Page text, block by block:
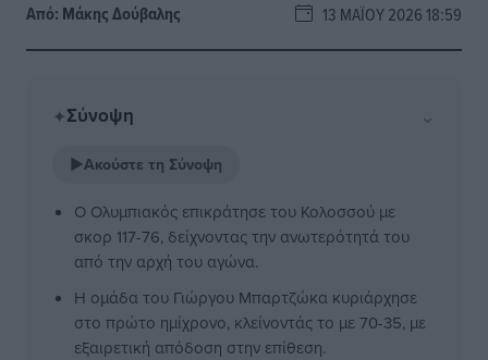
Από: Μάκης Δούβαλης 13 ΜΑΪ́ΟΥ 2026 18:59
✦Σύνοψη ⌄
▶Ακούστε τη Σύνοψη
Ο Ολυμπιακός επικράτησε του Κολοσσού με
σκορ 117-76, δείχνοντας την ανωτερότητά του
από την αρχή του αγώνα.
Η ομάδα του Γιώργου Μπαρτζώκα κυριάρχησε
στο πρώτο ημίχρονο, κλείνοντάς το με 70-35, με
εξαιρετική απόδοση στην επίθεση.